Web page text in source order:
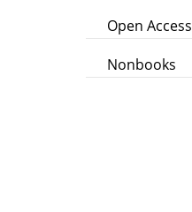
Open Access
Nonbooks